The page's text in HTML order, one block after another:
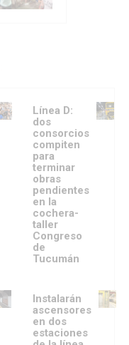
Línea D:
dos
consorcios
compiten
para
terminar
obras
pendientes
en la
cochera-
taller
Congreso
de
Tucumán
Instalarán
ascensores
en dos
estaciones